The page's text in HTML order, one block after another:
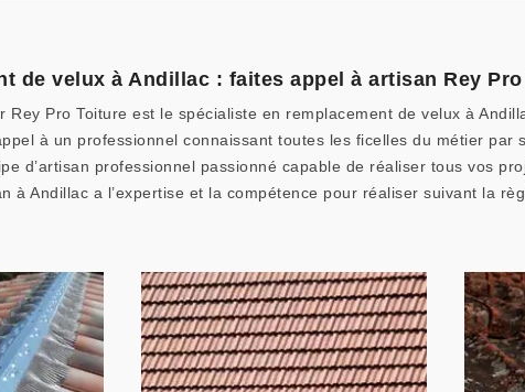
de velux à Andillac : faites appel à artisan Rey
Rey Pro Toiture est le spécialiste en remplacement de velux à
à un professionnel connaissant toutes les ficelles du métier par
d’artisan professionnel passionné capable de réaliser tous vos
à Andillac a l’expertise et la compétence pour réaliser suivant la